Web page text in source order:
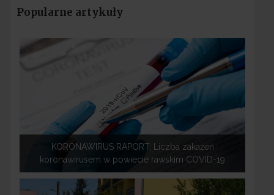
Popularne artykuły
KORONAWIRUS RAPORT: Liczba zakażeń
koronawirusem w powiecie rawskim COVID-19